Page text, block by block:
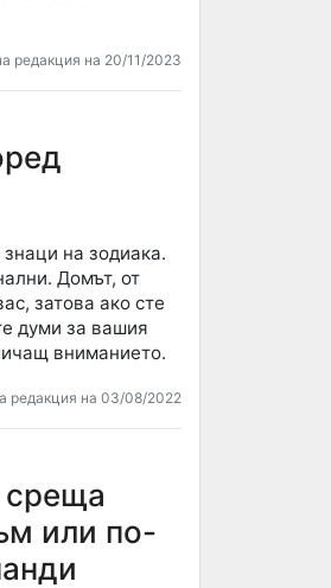
редакция на 20/11/2023
на зодиака.
Домът, от
затова ако сте
думи за вашия
вниманието.
редакция на 03/08/2022
среща
или по-